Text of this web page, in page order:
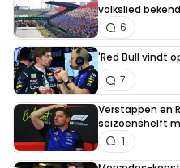
volkslied bekend
6
'Red Bull vindt
7
Verstappen en
seizoenshelft
1